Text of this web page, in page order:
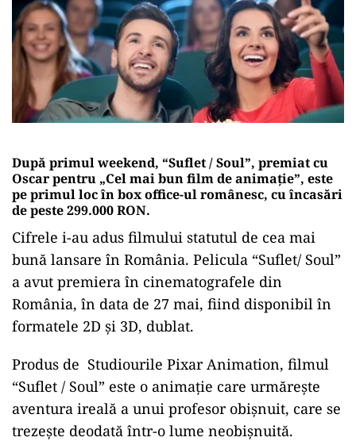
După primul weekend, “Suflet / Soul”, premiat cu
Oscar pentru „Cel mai bun film de animație”, este
pe primul loc în box office-ul românesc, cu încasări
de peste 299.000 RON.
Cifrele i-au adus filmului statutul de cea mai
bună lansare în România. Pelicula “Suflet/ Soul”
a avut premiera în cinematografele din
România, în data de 27 mai, fiind disponibil în
formatele 2D și 3D, dublat.
Produs de Studiourile Pixar Animation, filmul
“Suflet / Soul” este o animație care urmărește
aventura ireală a unui profesor obișnuit, care se
trezește deodată într-o lume neobișnuită.